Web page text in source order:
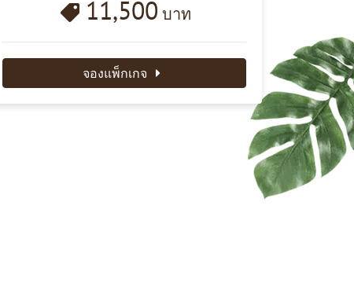
11,500 บาท
จองแพ็กเกจ